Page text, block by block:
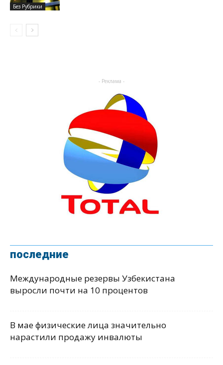
Без Рубрики
- Реклама -
последние
Международные резервы Узбекистана
выросли почти на 10 процентов
В мае физические лица значительно
нарастили продажу инвалюты